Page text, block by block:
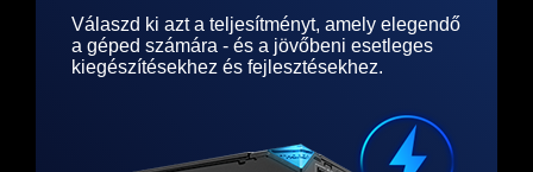
Válaszd ki azt a teljesítményt, amely elegendő
a géped számára - és a jövőbeni esetleges
kiegészítésekhez és fejlesztésekhez.